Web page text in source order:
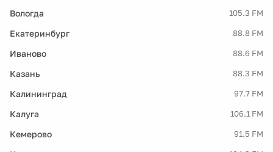
Вологда 105.3 FM
Екатеринбург 88.8 FM
Иваново 88.6 FM
Казань 88.3 FM
Калининград 97.7 FM
Калуга 106.1 FM
Кемерово 91.5 FM